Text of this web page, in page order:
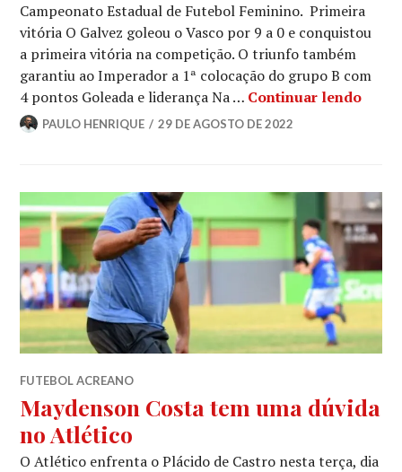
Campeonato Estadual de Futebol Feminino. Primeira
vitória O Galvez goleou o Vasco por 9 a 0 e conquistou
a primeira vitória na competição. O triunfo também
garantiu ao Imperador a 1ª colocação do grupo B com
4 pontos Goleada e liderança Na … Continuar lendo
PAULO HENRIQUE 29 DE AGOSTO DE 2022
FUTEBOL ACREANO
Maydenson Costa tem uma dúvida
no Atlético
O Atlético enfrenta o Plácido de Castro nesta terça, dia